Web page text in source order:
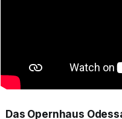
Das Opernhaus